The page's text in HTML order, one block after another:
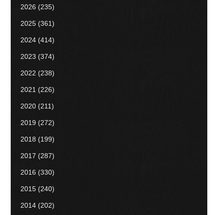
2026 (235)
2025 (361)
2024 (414)
2023 (374)
2022 (238)
2021 (226)
2020 (211)
2019 (272)
2018 (199)
2017 (287)
2016 (330)
2015 (240)
2014 (202)